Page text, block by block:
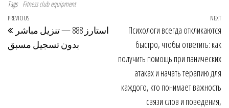
Tags Fitness club equipment
Post navigation
Previous Post
PREVIOUS
استارز 888 — تنزيل مباشر
بدون تسجيل مسبق
NEXT
Психологи всегда откликаются
быстро, чтобы ответить: как
получить помощь при панических
атаках и начать терапию для
каждого, кто понимает важность
связи слов и поведения,